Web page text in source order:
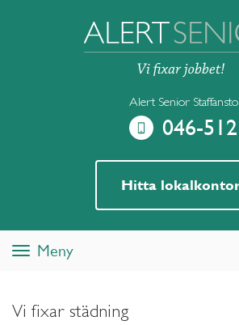
Alert Senior
046-
Hitta
ToggleMeny
Vi fixar städning